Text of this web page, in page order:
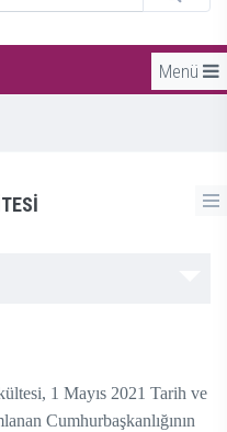
Menü
1 Mayıs 2021 Tarih ve
Cumhurbaşkanlığının